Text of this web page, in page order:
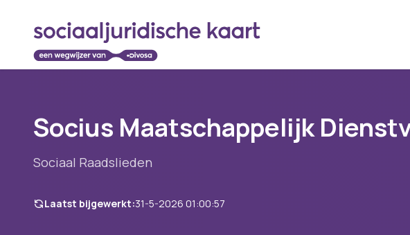
Socius Maatschappelijk
Sociaal Raadslieden
Laatst bijgewerkt:31-5-2026 01:00:57